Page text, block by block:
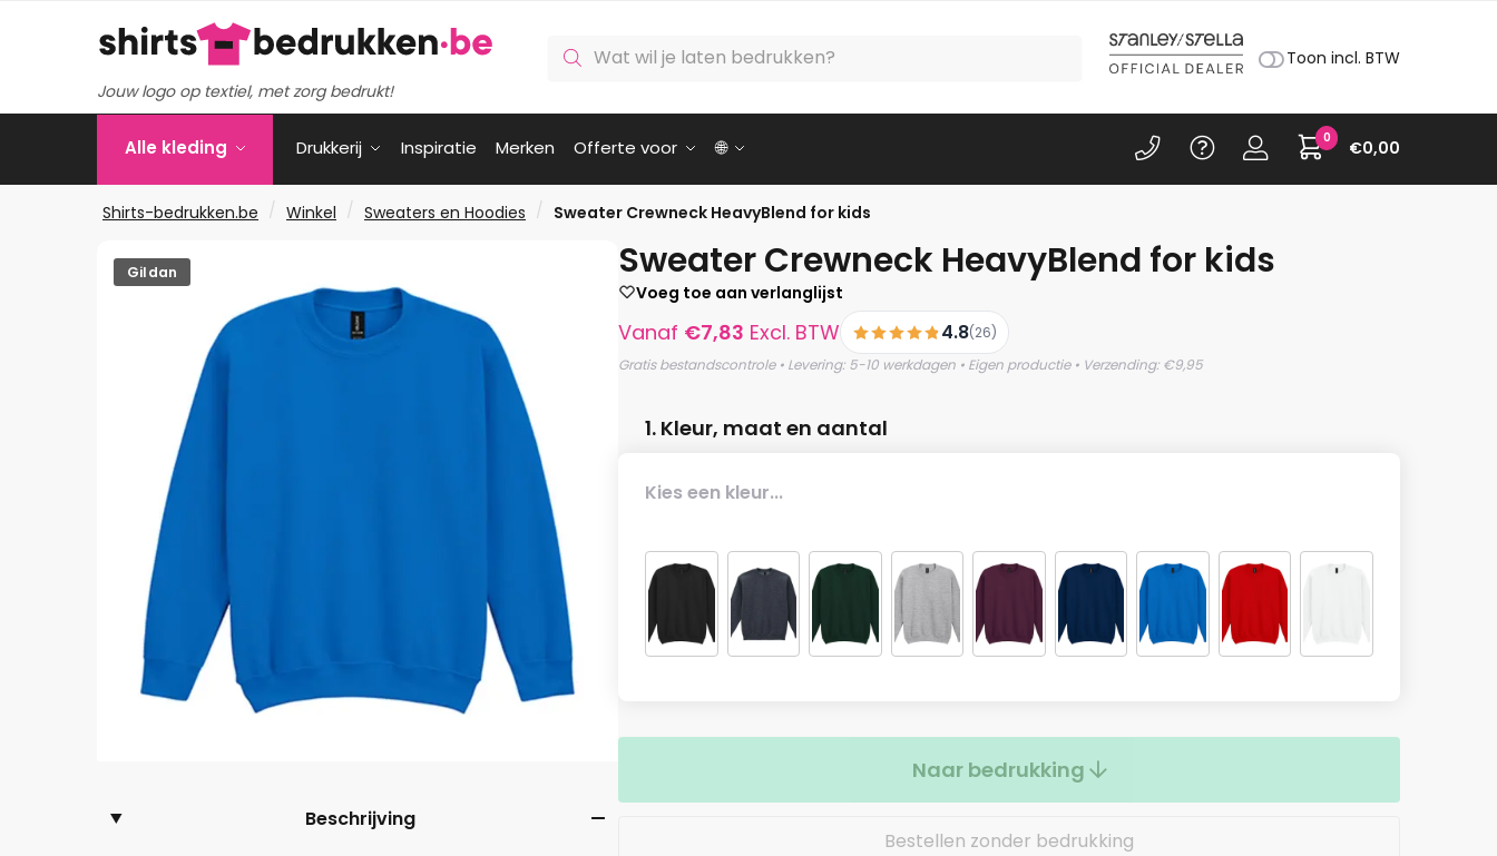
Jouw logo op textiel, met zorg bedrukt!
zoeken Toon incl. BTW
Alle kleding Drukkerij Inspiratie Merken Offerte voor 🌐 €0,00
0
Shirts-bedrukken.be / Winkel / Sweaters en Hoodies / Sweater Crewneck HeavyBlend for kids
Gildan
Beschrijving
Sweater Crewneck HeavyBlend for kids
Voeg toe aan verlanglijst
Vanaf €7,83 Excl. BTW 4.8(26)
Gratis bestandscontrole • Levering: 5-10 werkdagen • Eigen productie • Verzending: €9,95
1. Kleur, maat en aantal
Kies een kleur...
Naar bedrukking
Bestellen zonder bedrukking